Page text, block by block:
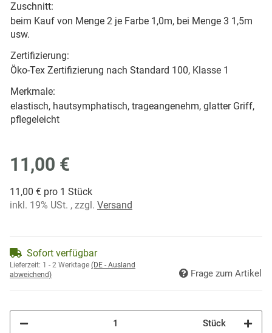
Zuschnitt:
beim Kauf von Menge 2 je Farbe 1,0m, bei Menge 3 1,5m
usw.
Zertifizierung:
Öko-Tex Zertifizierung nach Standard 100, Klasse 1
Merkmale:
elastisch, hautsymphatisch, trageangenehm, glatter Griff,
pflegeleicht
11,00 €
11,00 € pro 1 Stück
inkl. 19% USt. , zzgl. Versand
Sofort verfügbar
Lieferzeit: 1 - 2 Werktage (DE - Ausland
abweichend)
Frage zum Artikel
Stück